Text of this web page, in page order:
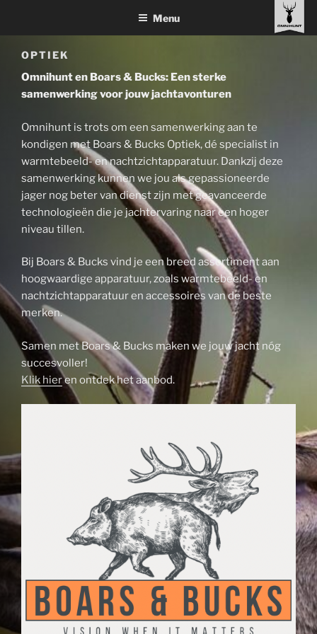
inhoud
Menu
OPTIEK
Omnihunt en Boars & Bucks: Een sterke
samenwerking voor jouw jachtavonturen
Omnihunt is trots om een samenwerking aan te
kondigen met Boars & Bucks Optiek, dé specialist in
warmtebeeld- en nachtzichtapparatuur. Dankzij deze
samenwerking kunnen we jou als gepassioneerde
jager nog beter van dienst zijn met geavanceerde
technologieën die je jachtervaring naar een hoger
niveau tillen.
Bij Boars & Bucks vind je een breed assortiment aan
hoogwaardige apparatuur, zoals warmtebeeld- en
nachtzichtapparatuur en accessoires van de beste
merken.
Samen met Boars & Bucks maken we jouw jacht nóg
succesvoller!
Klik hieren ontdek het aanbod.